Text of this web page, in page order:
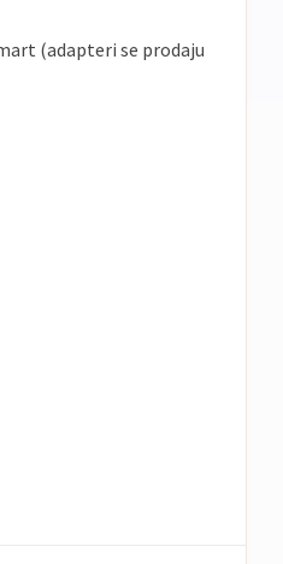
(adapteri se prodaju